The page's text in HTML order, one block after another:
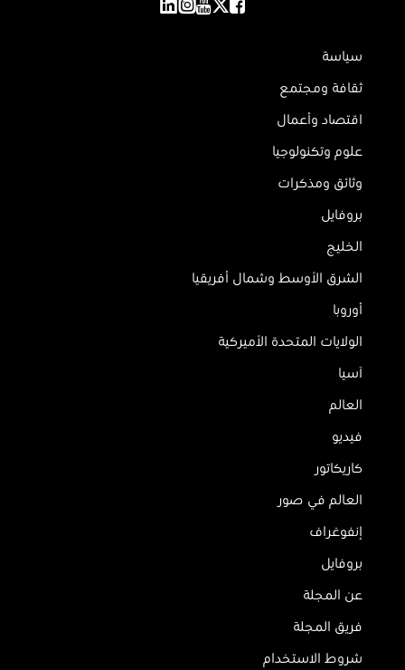
سياسة
ثقافة ومجتمع
اقتصاد وأعمال
علوم وتكنولوجيا
وثائق ومذكرات
بروفايل
الخليج
الشرق الأوسط وشمال أفريقيا
أوروبا
الولايات المتحدة الأميركية
آسيا
العالم
فيديو
كاريكاتور
العالم في صور
إنفوغراف
بروفايل
عن المجلة
فريق المجلة
شروط الاستخدام